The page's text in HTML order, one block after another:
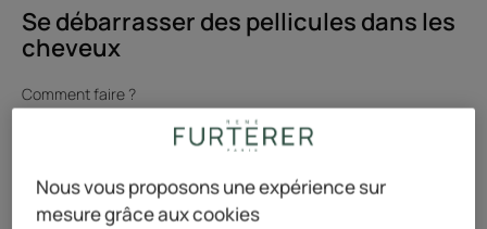
Se débarrasser des pellicules dans les
cheveux
Comment faire ?
Pellicules
sèches
Nous vous proposons une expérience sur
mesure grâce aux cookies